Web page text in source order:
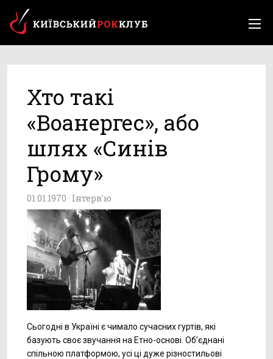
Хто такі
«Воанергес», або
шлях «Синів
Грому»
01.01.1970 · Інтерв'ю
Сьогодні в Україні є чимало сучасних гуртів, які
базують своє звучання на Етно-основі. Об’єднані
спільною платформою, усі ці дуже різностильові